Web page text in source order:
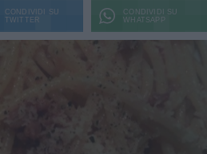
CONDIVIDI SU
TWITTER
CONDIVIDI SU
WHATSAPP